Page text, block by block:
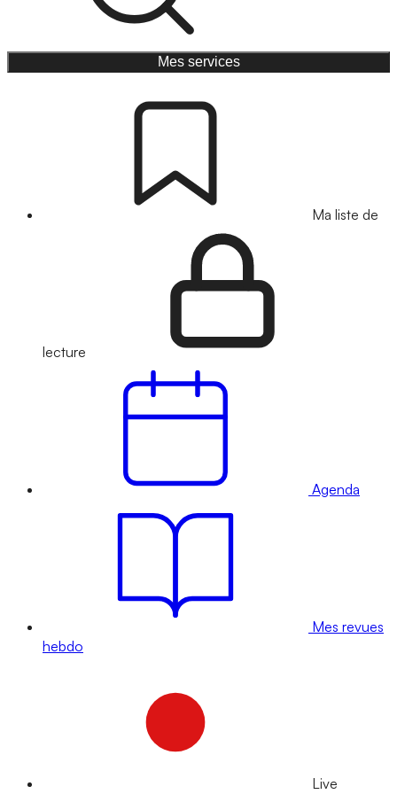
Mes services
Ma liste de
lecture
Agenda
Mes revues
hebdo
Live